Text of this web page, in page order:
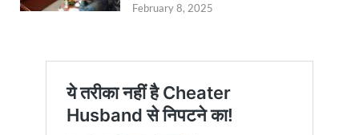
February 8, 2025